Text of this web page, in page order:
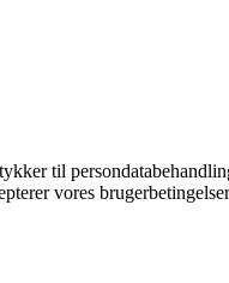
til
vores